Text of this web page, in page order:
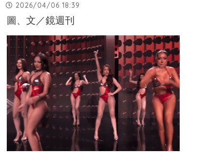
2026/04/06 18:39
圖、文／鏡週刊